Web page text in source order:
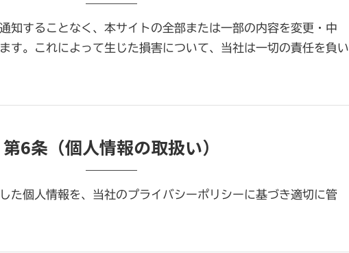
知することなく、本サイトの全部または一部の内容を変更・中
す。これによって生じた損害について、当社は一切の責任を負い
第6条（個人情報の取扱い）
た個人情報を、当社のプライバシーポリシーに基づき適切に管